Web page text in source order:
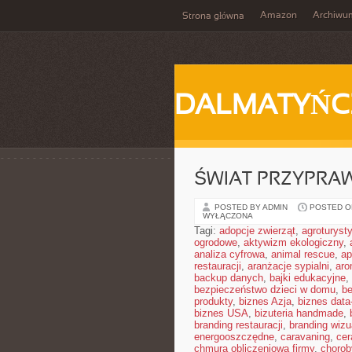
Strona główna Amazon
ŚWIAT
POSTED BY ADMIN POSTED
WYŁĄCZONA
Tagi: adopcje zwierząt,
ogrodowe, aktywizm ekologiczny,
analiza cyfrowa, animal rescue,
restauracji, aranżacje sypialni,
backup danych, bajki edukacyjne,
bezpieczeństwo dzieci w domu,
produkty, biznes Azja, biznes
biznes USA, bizuteria handmade,
branding restauracji, branding
energooszczędne, caravaning,
chmura obliczeniowa firmy,